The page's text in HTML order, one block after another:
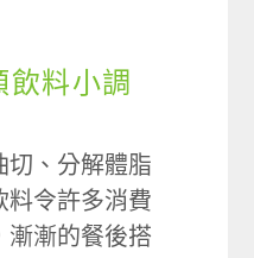
料小調
切、分解體脂
料令許多消費
漸漸的餐後搭